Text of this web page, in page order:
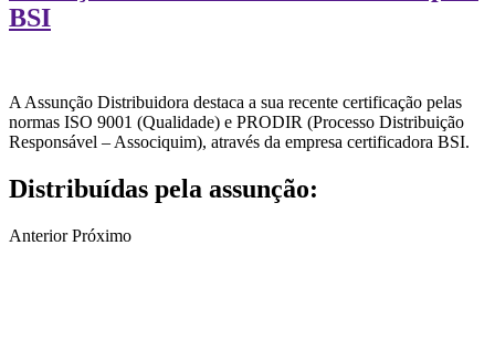
BSI
A Assunção Distribuidora destaca a sua recente certificação pelas
normas ISO 9001 (Qualidade) e PRODIR (Processo Distribuição
Responsável – Associquim), através da empresa certificadora BSI.
Distribuídas pela assunção:
Anterior Próximo